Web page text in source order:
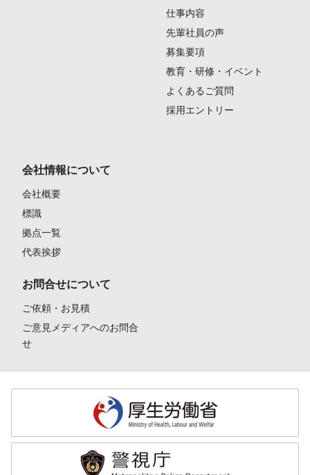
仕事内容
先輩社員の声
募集要項
教育・研修・イベント
よくあるご質問
採用エントリー
会社情報について
会社概要
標識
拠点一覧
代表挨拶
お問合せについて
ご依頼・お見積
ご意見メディアへのお問合
せ